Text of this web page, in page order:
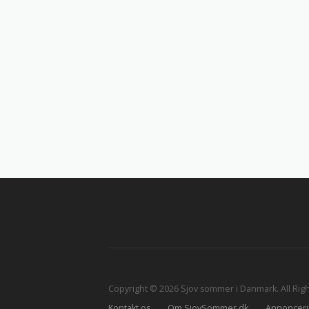
Copyright © 2026 Sjov sommer i Danmark. All